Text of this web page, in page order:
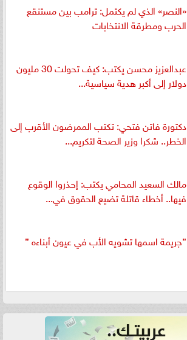
«النصر» الذي لم يكتمل: ترامب بين مستنقع
الحرب ومطرقة الانتخابات
عبدالعزيز محسن يكتب: كيف تحولت 30 مليون
دولار إلى أكبر هدية سياسية...
دكتورة فاتن فتحي: تكتب الممرضون الأقرب إلى
الخطر.. شكرا وزير الصحة لتكريم...
مالك السعيد المحامي يكتب: إحذروا الوقوع
فيها.. أخطاء قاتلة تضيع الحقوق في...
”جريمة اسمها تشويه الأب في عيون أبناءه ”